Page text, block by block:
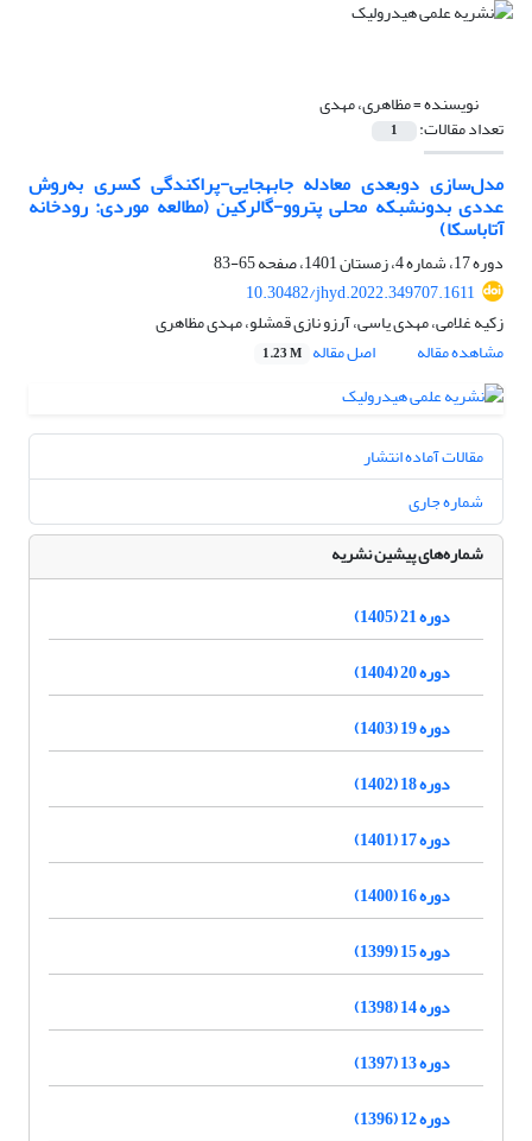
نویسنده =مظاهری، مهدی
تعداد مقالات: 1
مدل‌سازی دو‌بعدی معادله جابه‎جایی-پراکندگی کسری به‌روش
عددی بدون‎شبکه محلی پتروو-گالرکین (مطالعه موردی: رودخانه
آتاباسکا)
دوره 17، شماره 4، زمستان 1401، صفحه
65-83
10.30482/jhyd.2022.349707.1611
زکیه غلامی، مهدی یاسی، آرزو نازی قمشلو، مهدی مظاهری
مشاهده مقاله
اصل مقاله 1.23 M
مقالات آماده انتشار
شماره جاری
شماره‌های پیشین نشریه
دوره 21 (1405)
دوره 20 (1404)
دوره 19 (1403)
دوره 18 (1402)
دوره 17 (1401)
دوره 16 (1400)
دوره 15 (1399)
دوره 14 (1398)
دوره 13 (1397)
دوره 12 (1396)